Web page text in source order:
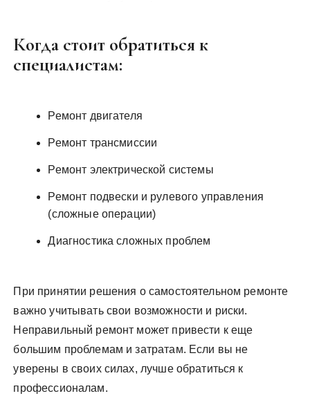
Когда стоит обратиться к
специалистам:
Ремонт двигателя
Ремонт трансмиссии
Ремонт электрической системы
Ремонт подвески и рулевого управления
(сложные операции)
Диагностика сложных проблем
При принятии решения о самостоятельном ремонте
важно учитывать свои возможности и риски.
Неправильный ремонт может привести к еще
большим проблемам и затратам. Если вы не
уверены в своих силах, лучше обратиться к
профессионалам.